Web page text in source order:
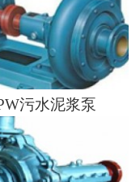
联系我们
污水泥浆泵